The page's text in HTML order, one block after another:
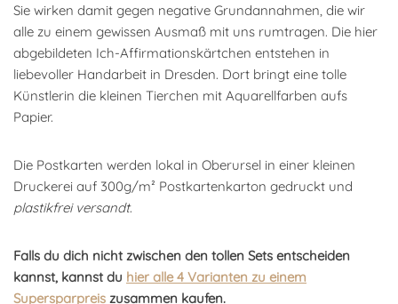
Sie wirken damit gegen negative Grundannahmen, die wir
alle zu einem gewissen Ausmaß mit uns rumtragen. Die hier
abgebildeten Ich-Affirmationskärtchen entstehen in
liebevoller Handarbeit in Dresden. Dort bringt eine tolle
Künstlerin die kleinen Tierchen mit Aquarellfarben aufs
Papier.
Die Postkarten werden lokal in Oberursel in einer kleinen
Druckerei auf 300g/m² Postkartenkarton gedruckt und
plastikfrei versandt.
Falls du dich nicht zwischen den tollen Sets entscheiden
kannst, kannst du hier alle 4 Varianten zu einem
Supersparpreis zusammen kaufen.